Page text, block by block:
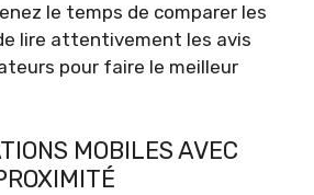
le temps de comparer les
lire attentivement les avis
pour faire le meilleur
MOBILES AVEC